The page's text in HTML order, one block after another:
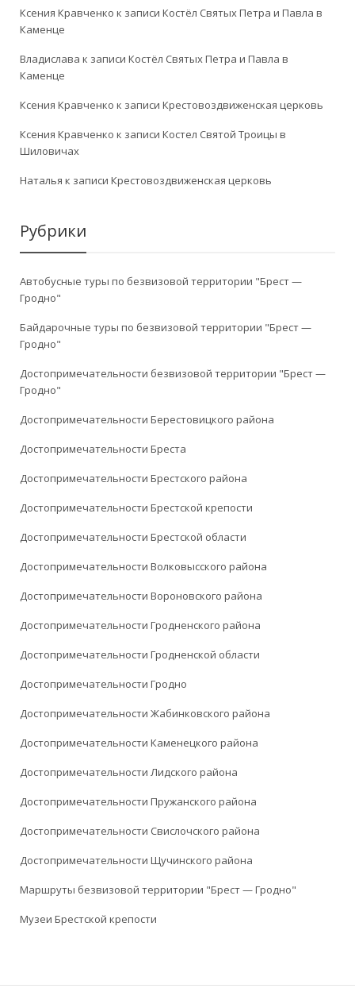
Ксения Кравченко к записи Костёл Святых Петра и Павла в
Каменце
Владислава к записи Костёл Святых Петра и Павла в
Каменце
Ксения Кравченко к записи Крестовоздвиженская церковь
Ксения Кравченко к записи Костел Святой Троицы в
Шиловичах
Наталья к записи Крестовоздвиженская церковь
Рубрики
Автобусные туры по безвизовой территории "Брест —
Гродно"
Байдарочные туры по безвизовой территории "Брест —
Гродно"
Достопримечательности безвизовой территории "Брест —
Гродно"
Достопримечательности Берестовицкого района
Достопримечательности Бреста
Достопримечательности Брестского района
Достопримечательности Брестской крепости
Достопримечательности Брестской области
Достопримечательности Волковысского района
Достопримечательности Вороновского района
Достопримечательности Гродненского района
Достопримечательности Гродненской области
Достопримечательности Гродно
Достопримечательности Жабинковского района
Достопримечательности Каменецкого района
Достопримечательности Лидского района
Достопримечательности Пружанского района
Достопримечательности Свислочского района
Достопримечательности Щучинского района
Маршруты безвизовой территории "Брест — Гродно"
Музеи Брестской крепости